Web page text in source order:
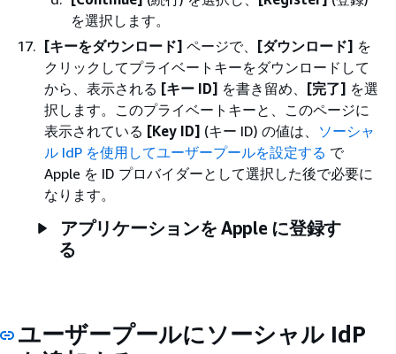
を選択します。
[キーをダウンロード] ページで、 [ダウンロード] を
クリックしてプライベートキーをダウンロードして
から、表示される [キー ID] を書き留め、 [完了] を選
択します。このプライベートキーと、このページに
表示されている [Key ID] (キー ID) の値は、 ソーシャ
ル IdP を使用してユーザープールを設定する で
Apple を ID プロバイダーとして選択した後で必要に
なります。
アプリケーションを Apple に登録す
る
ユーザープールにソーシャル IdP